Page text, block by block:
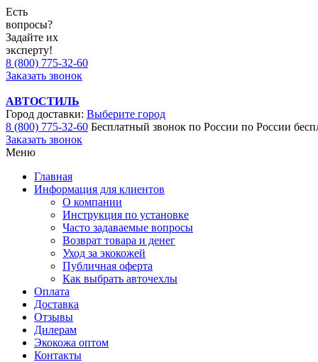
Есть
вопросы?
Задайте их
эксперту!
8 (800) 775-32-60
Заказать звонок
АВТОСТИЛЬ
Город доставки: Выберите город
8 (800) 775-32-60 Бесплатный звонок по России по России
Заказать звонок
Меню
Главная
Информация для клиентов
О компании
Инструкция по установке
Часто задаваемые вопросы
Возврат товара и денег
Уход за экокожей
Публичная оферта
Как выбрать авточехлы
Оплата
Доставка
Отзывы
Дилерам
Экокожа оптом
Контакты